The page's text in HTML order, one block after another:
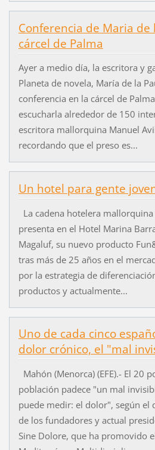
Conferencia de Maria de
cárcel de Palma
Ayer a medio día, la escritora y
Planeta de novela, María de la
conferencia en la cárcel de
escucharla alrededor de 150
escritora mallorquina Manuel
recordando que el preso es...
Un hotel para gente
La cadena hotelera
presenta en el Hotel Marina
Magaluf, su nuevo producto
tras más de 25 años en el
por la estrategia de
productos y actualmente...
Uno de cada cinco
dolor crónico, el "mal
Mahón (Menorca) (EFE).- El 20
población padece "un mal
puede medir: el dolor", según el
de los fundadores y actual
Sine Dolore, que ha promovido